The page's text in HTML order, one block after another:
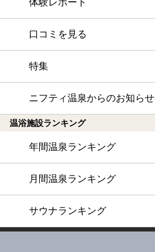
口コミを見る
特集
ニフティ温泉からのお知らせ
温浴施設ランキング
年間温泉ランキング
月間温泉ランキング
サウナランキング